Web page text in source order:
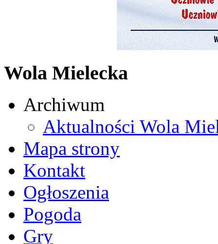
Wola Mielecka
Archiwum
Aktualności Wola
Mapa strony
Kontakt
Ogłoszenia
Pogoda
Gry